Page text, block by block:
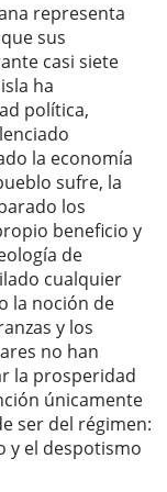
representa
sus
casi siete
ha
política,
la economía
sufre, la
los
beneficio y
de
cualquier
la noción de
y los
no han
la prosperidad
únicamente
ser del régimen:
y el despotismo